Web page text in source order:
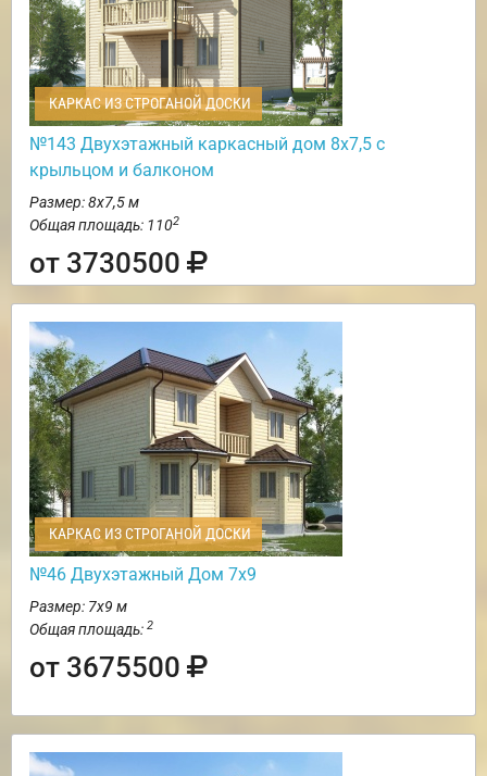
КАРКАС ИЗ СТРОГАНОЙ ДОСКИ
№143 Двухэтажный каркасный дом 8х7,5 с
крыльцом и балконом
Размер: 8х7,5 м
Общая площадь: 1102
от 3730500
КАРКАС ИЗ СТРОГАНОЙ ДОСКИ
№46 Двухэтажный Дом 7х9
Размер: 7х9 м
Общая площадь: 2
от 3675500